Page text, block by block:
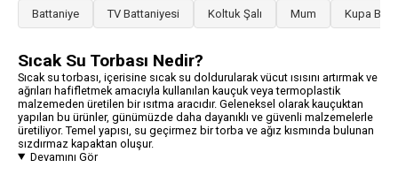
Battaniye TV Battaniyesi Koltuk Şalı Mum Kupa
Sıcak Su Torbası Nedir?
Sıcak su torbası, içerisine sıcak su doldurularak vücut ısısını artırmak ve
ağrıları hafifletmek amacıyla kullanılan kauçuk veya termoplastik
malzemeden üretilen bir ısıtma aracıdır. Geleneksel olarak kauçuktan
yapılan bu ürünler, günümüzde daha dayanıklı ve güvenli malzemelerle
üretiliyor. Temel yapısı, su geçirmez bir torba ve ağız kısmında bulunan
sızdırmaz kapaktan oluşur.
Devamını Gör